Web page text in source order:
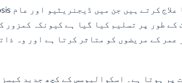
طور پر تسلیم کیا گیا ہے کیونکہ کمزور
کے مریضوں کو متاثر کرتا ہے اور وہ
پر ہوتا ہے۔ اسکوالیوسس کے کچھ جدید